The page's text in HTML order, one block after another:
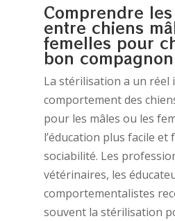
Comprendre
entre chiens
femelles pour
bon compagnon
La stérilisation a un réel
comportement des
pour les mâles ou les
l’éducation plus facile et
sociabilité. Les
vétérinaires, les
comportementalistes
souvent la stérilisation